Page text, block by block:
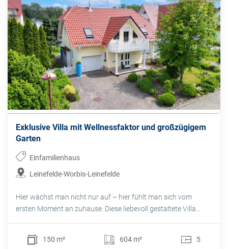
Exklusive Villa mit Wellnessfaktor und großzügigem
Garten
Einfamilienhaus
Leinefelde-Worbis-Leinefelde
Hier wächst man nicht nur auf – hier fühlt man sich vom
ersten Moment an zuhause. Diese liebevoll gestaltete Villa...
150 m² 604 m² 5